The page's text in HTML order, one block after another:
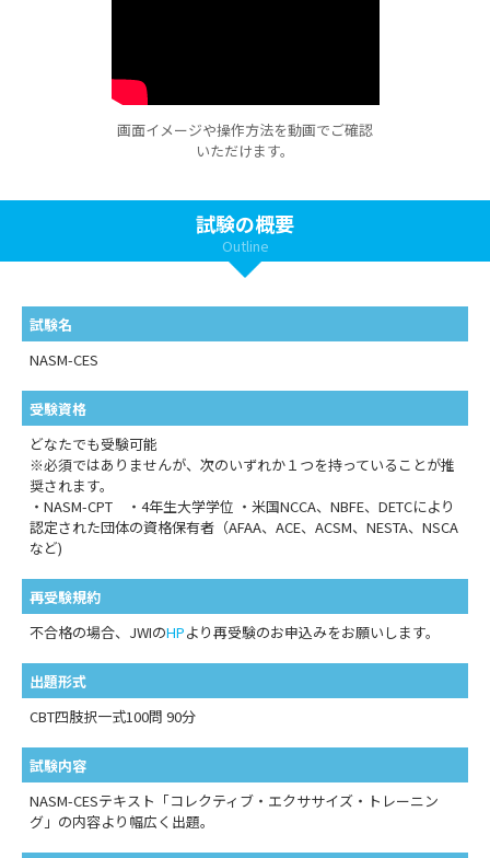
画面イメージや操作方法を動画でご確認
いただけます。
試験の概要
Outline
試験名
NASM-CES
受験資格
どなたでも受験可能
※必須ではありませんが、次のいずれか１つを持っていることが推
奨されます。
・NASM-CPT ・4年生大学学位 ・米国NCCA、NBFE、DETCにより
認定された団体の資格保有者（AFAA、ACE、ACSM、NESTA、NSCA
など)
再受験規約
不合格の場合、JWIのHPより再受験のお申込みをお願いします。
出題形式
CBT四肢択一式100問 90分
試験内容
NASM-CESテキスト「コレクティブ・エクササイズ・トレーニン
グ」の内容より幅広く出題。